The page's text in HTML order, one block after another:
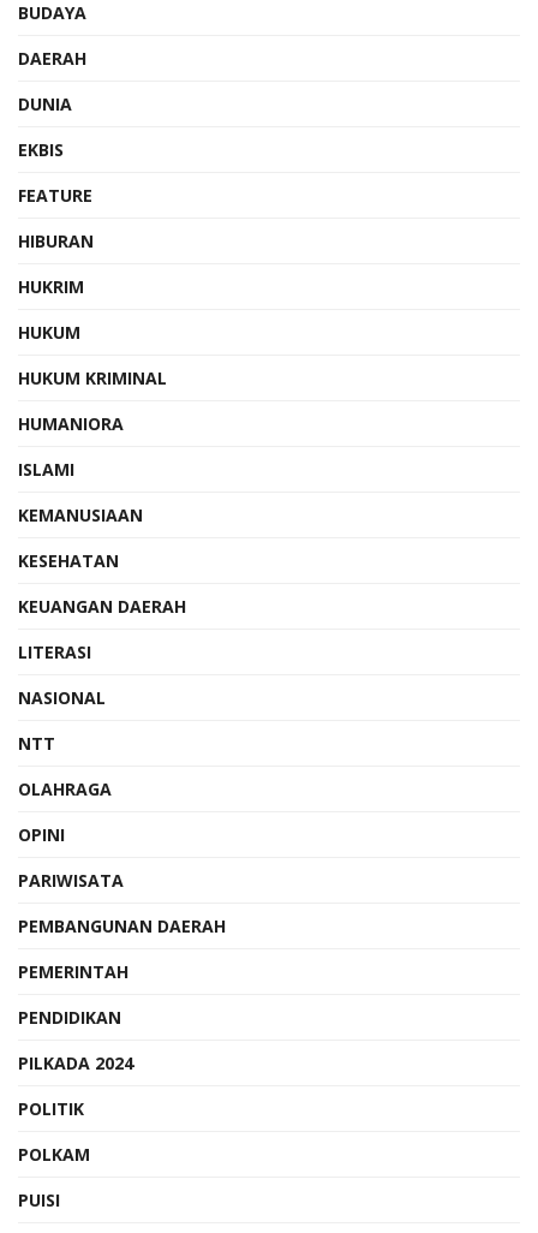
BUDAYA
DAERAH
DUNIA
EKBIS
FEATURE
HIBURAN
HUKRIM
HUKUM
HUKUM KRIMINAL
HUMANIORA
ISLAMI
KEMANUSIAAN
KESEHATAN
KEUANGAN DAERAH
LITERASI
NASIONAL
NTT
OLAHRAGA
OPINI
PARIWISATA
PEMBANGUNAN DAERAH
PEMERINTAH
PENDIDIKAN
PILKADA 2024
POLITIK
POLKAM
PUISI